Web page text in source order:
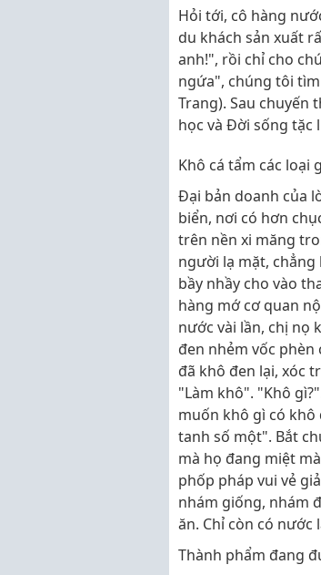
Hỏi tới, cô hàng
du khách sản xuất
anh!", rồi chỉ cho
ngứa", chúng tôi
Trang). Sau chuyến
học và Đời sống tặc
Khô cá tẩm các loại
Đại bản doanh của
biển, nơi có hơn
trên nền xi măng
người lạ mặt,
bầy nhầy cho vào
hàng mớ cơ quan
nước vài lần, chị nọ
đen nhẻm vốc phèn
đã khô đen lại, xóc
"Làm khô". "Khô
muốn khô gì có khô
tanh số một". Bắt
mà họ đang miệt
phốp pháp vui vẻ
nhám giống, nhám
ăn. Chỉ còn có nước
Thành phẩm đang